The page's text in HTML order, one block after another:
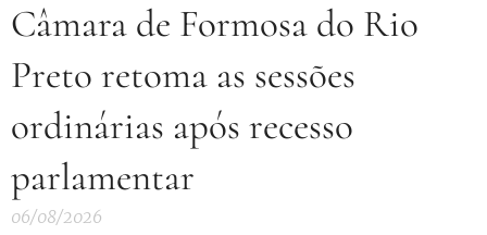
Câmara de Formosa do Rio
Preto retoma as sessões
ordinárias após recesso
parlamentar
06/08/2026